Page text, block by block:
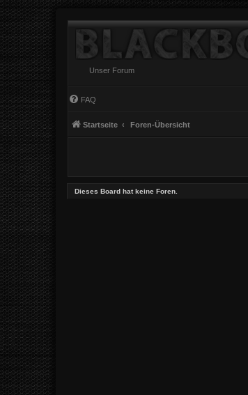
Unser Forum
FAQ
Startseite Foren-Übersicht
Dieses Board hat keine Foren.